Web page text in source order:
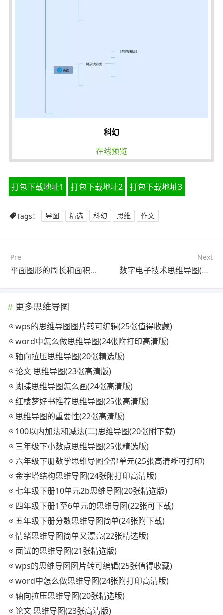
科幻
在线预览
打包下载地址1 打包下载地址2 打包下载地址3
Tags： 导图 精选 科幻 思维 作文
Pre
平面图形的周长和面积的思维导图(21张高清晰可打印)
Next
数字电子技术思维导图(21张可打印)
更多思维导图
wps的思维导图图片转可编辑(25张值得收藏)
word中怎么做思维导图(24张附打印高清版)
轴向拉压思维导图(20张精选版)
论文 思维导图(23张高清版)
蝴蝶思维导图怎么画(24张高清版)
红楼梦好书推荐思维导图(25张高清版)
思维导图的重要性(22张高清版)
100以内加法和减法(二)思维导图(20张附下载)
三年级下小数点思维导图(25张精选版)
六年级下册数学思维导图全部单元(25张高清晰可打印)
金字塔结构思维导图(24张附打印高清版)
七年级下册10单元2b思维导图(20张精选版)
四年级下册1至6单元的思维导图(22张可下载)
五年级下册分数思维导图简单(24张附下载)
情绪思维导图简单又漂亮(22张精选版)
面试的思维导图(21张精选版)
wps的思维导图图片转可编辑(25张值得收藏)
word中怎么做思维导图(24张附打印高清版)
轴向拉压思维导图(20张精选版)
论文 思维导图(23张高清版)